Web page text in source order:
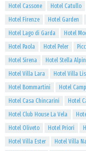
Hotel Cassone
Hotel Catullo
Hotel Firenze
Hotel Garden
Hotel Lago di Garda
Hotel
Hotel Paola
Hotel Peler
Hotel Sirena
Hotel Stella
Hotel Villa Lara
Hotel Villa
Hotel Bommartini
Hotel
Hotel Casa Chincarini
Hotel
Hotel Club House La Vela
Hotel Oliveto
Hotel Priori
Hotel Villa Ester
Hotel Villa